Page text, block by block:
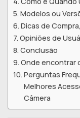
Modelos ou
Dicas de
Opiniões de
Conclusão
Onde encontrar
Perguntas
Melhores
Câmera